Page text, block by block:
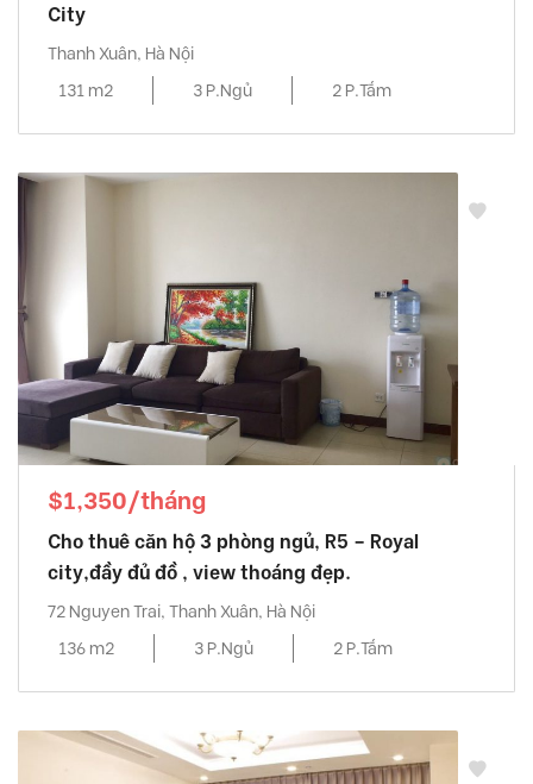
City
Thanh Xuân, Hà Nội
131 m2
3 P.Ngủ 2 P.Tắm
$1,350/tháng
Cho thuê căn hộ 3 phòng ngủ, R5 – Royal
city,đầy đủ đồ , view thoáng đẹp.
72 Nguyen Trai, Thanh Xuân, Hà Nội
136 m2
3 P.Ngủ 2 P.Tắm